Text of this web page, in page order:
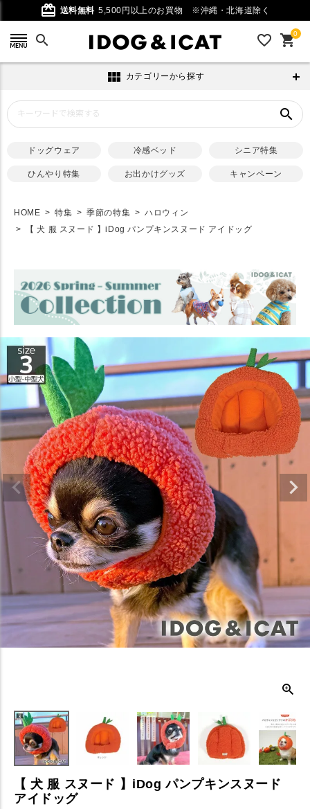
card_giftcard 送料無料 5,500円以上のお買物 ※沖縄・北海道除く
search favorite_outline 0
shopping_cart
view_module カテゴリーから探す
search
ドッグウェア 冷感ベッド シニア特集
ひんやり特集 お出かけグッズ キャンペーン
HOME 特集 季節の特集
ハロウィン
【 犬 服 スヌード 】iDog パンプキンスヌード アイドッグ
【 犬 服 スヌード 】iDog パンプキンスヌード
アイドッグ